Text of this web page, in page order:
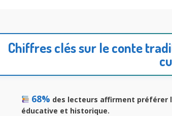
Chiffres clés sur le conte
68% des lecteurs affirment préférer
éducative et historique.